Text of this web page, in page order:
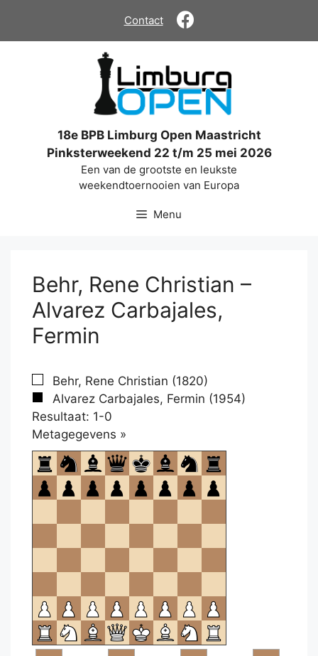
de
Contact
18e BPB Limburg Open Maastricht
Pinksterweekend 22 t/m 25 mei 2026
Een van de grootste en leukste
weekendtoernooien van Europa
Menu
Behr, Rene Christian –
Alvarez Carbajales,
Fermin
Behr, Rene Christian (1820)
Alvarez Carbajales, Fermin (1954)
Resultaat: 1-0
Metagegevens »
om
te
openen.